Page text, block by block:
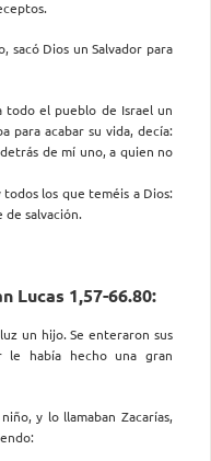
sacó Dios un Salvador para
todo el pueblo de Israel un
para acabar su vida, decía:
de mí uno, a quien no
los que teméis a Dios:
de salvación.
Lucas 1,57-66.80:
un hijo. Se enteraron sus
le había hecho una gran
y lo llamaban Zacarías,